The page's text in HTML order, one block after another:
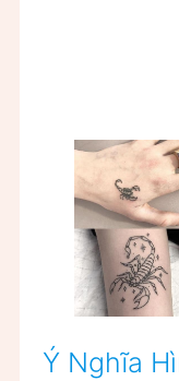
Ý Nghĩa